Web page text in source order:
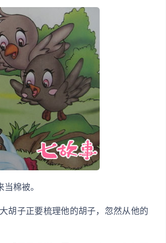
棉被。
胡子正要梳理他的胡子，忽然从他的